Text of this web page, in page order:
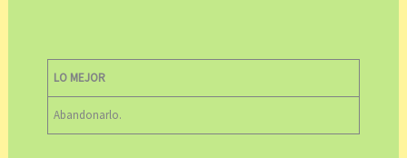
LO MEJOR
Abandonarlo.